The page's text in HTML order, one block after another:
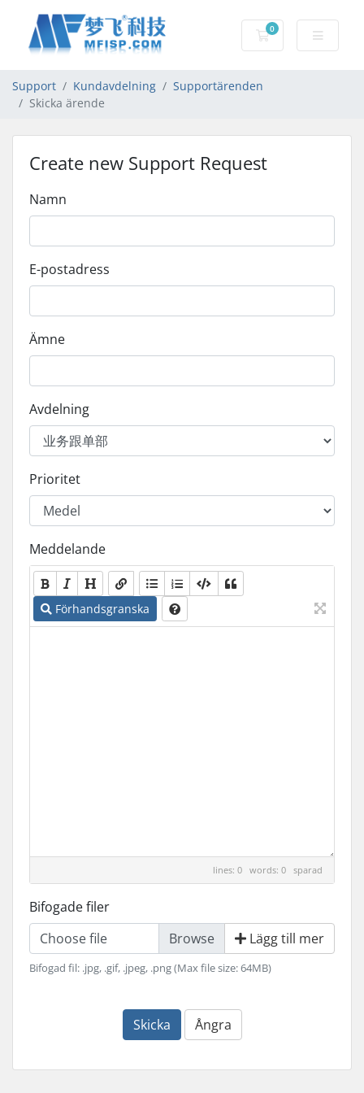
0
Kundvagn
Support Kundavdelning
Supportärenden
Skicka ärende
Create new Support Request
Namn
E-postadress
Ämne
Avdelning
Prioritet
Meddelande
Förhandsgranska
lines: 0 words: 0 sparad
Bifogade filer
Choose file
Lägg till mer
Bifogad fil: .jpg, .gif, .jpeg, .png (Max file size: 64MB)
Skicka Ångra